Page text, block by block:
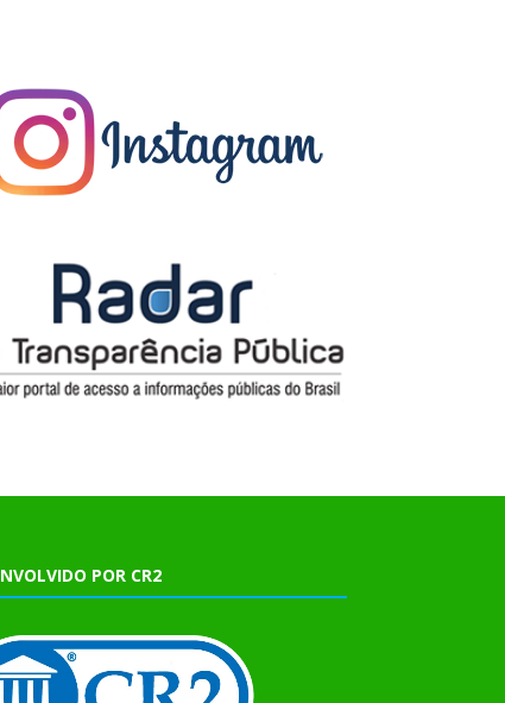
POR CR2